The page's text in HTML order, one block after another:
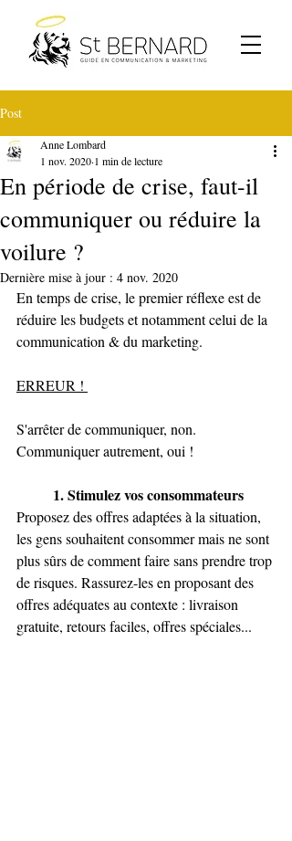
Post
En période de crise, faut-il
communiquer ou réduire la
voilure ?
Anne Lombard
1 nov. 2020 1 min de lecture
Dernière mise à jour : 4 nov. 2020
En temps de crise, le premier réflexe est de
réduire les budgets et notamment celui de la
communication & du marketing.
ERREUR !
S'arrêter de communiquer, non.
Communiquer autrement, oui !
1. Stimulez vos consommateurs
Proposez des offres adaptées à la situation,
les gens souhaitent consommer mais ne sont
plus sûrs de comment faire sans prendre trop
de risques. Rassurez-les en proposant des
offres adéquates au contexte : livraison
gratuite, retours faciles, offres spéciales...